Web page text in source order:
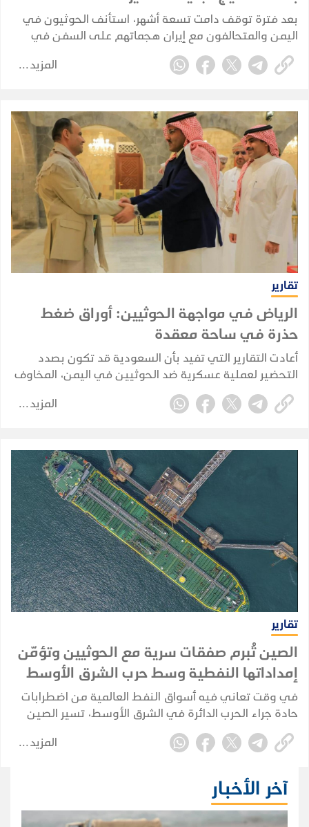
بعد فترة توقف دامت تسعة أشهر، استأنف الحوثيون في
اليمن والمتحالفون مع إيران هجماتهم على السفن في
خصمهم القديم، المملكة العربية السعودية.
المزيد
تقارير
الرياض في مواجهة الحوثيين: أوراق ضغط
حذرة في ساحة معقدة
أعادت التقارير التي تفيد بأن السعودية قد تكون بصدد
التحضير لعملية عسكرية ضد الحوثيين في اليمن، المخاوف
من أن تنجر الرياض مجددًا إلى حرب برية مباشرة. لكن الأدلة
المتوفرة حاليًا تشير إلى تخطيط احترازي وإعادة تموضع
المزيد
تقارير
الصين تُبرم صفقات سرية مع الحوثيين وتؤمّن
إمداداتها النفطية وسط حرب الشرق الأوسط
في وقت تعاني فيه أسواق النفط العالمية من اضطرابات
حادة جراء الحرب الدائرة في الشرق الأوسط، تسير الصين
في اتجاه مختلف؛ إذ تُبرم صفقاتها الخاصة وتُكرّس نفوذها
الاستراتيجي بعيداً عن الأضواء، بينما تتصارع إدارة ترامب
المزيد
آخر الأخبار